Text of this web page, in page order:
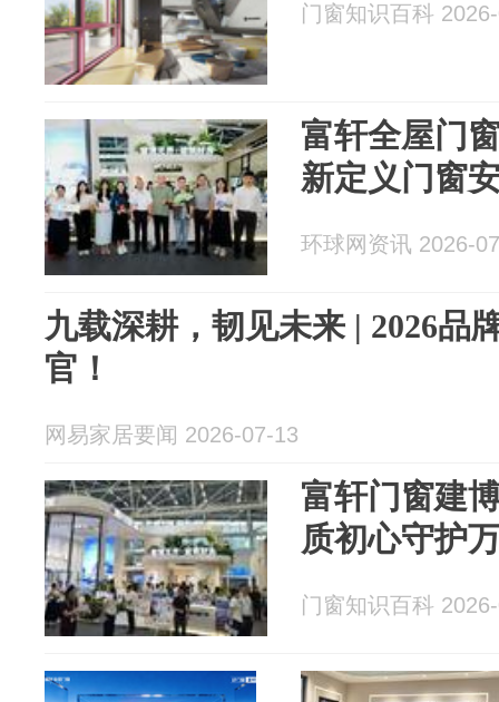
门窗知识百科
富轩全屋门
新定义门窗
环球网资讯 2026-
九载深耕，韧见未来 | 2026品
官！
网易家居要闻 2026-07-13
富轩门窗建
质初心守护
门窗知识百科